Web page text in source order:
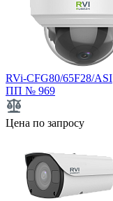
RVi-CFG80/65F28/ASI
ПП № 969
Цена по запросу